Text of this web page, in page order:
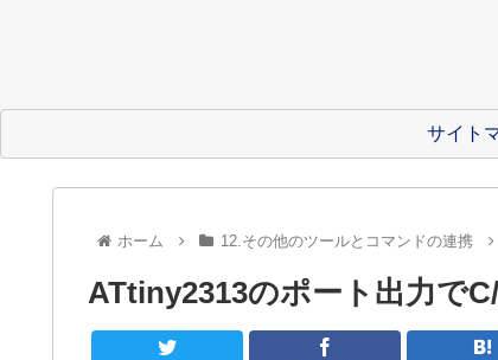
サイト
ホーム 12.その他のツールとコマンドの連携
ATtiny2313のポート出力で